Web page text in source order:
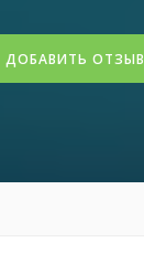
ДОБАВИТЬ ОТЗЫВ